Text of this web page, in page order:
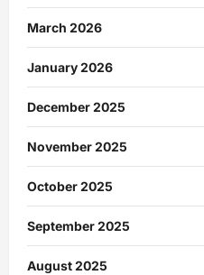
March 2026
January 2026
December 2025
November 2025
October 2025
September 2025
August 2025